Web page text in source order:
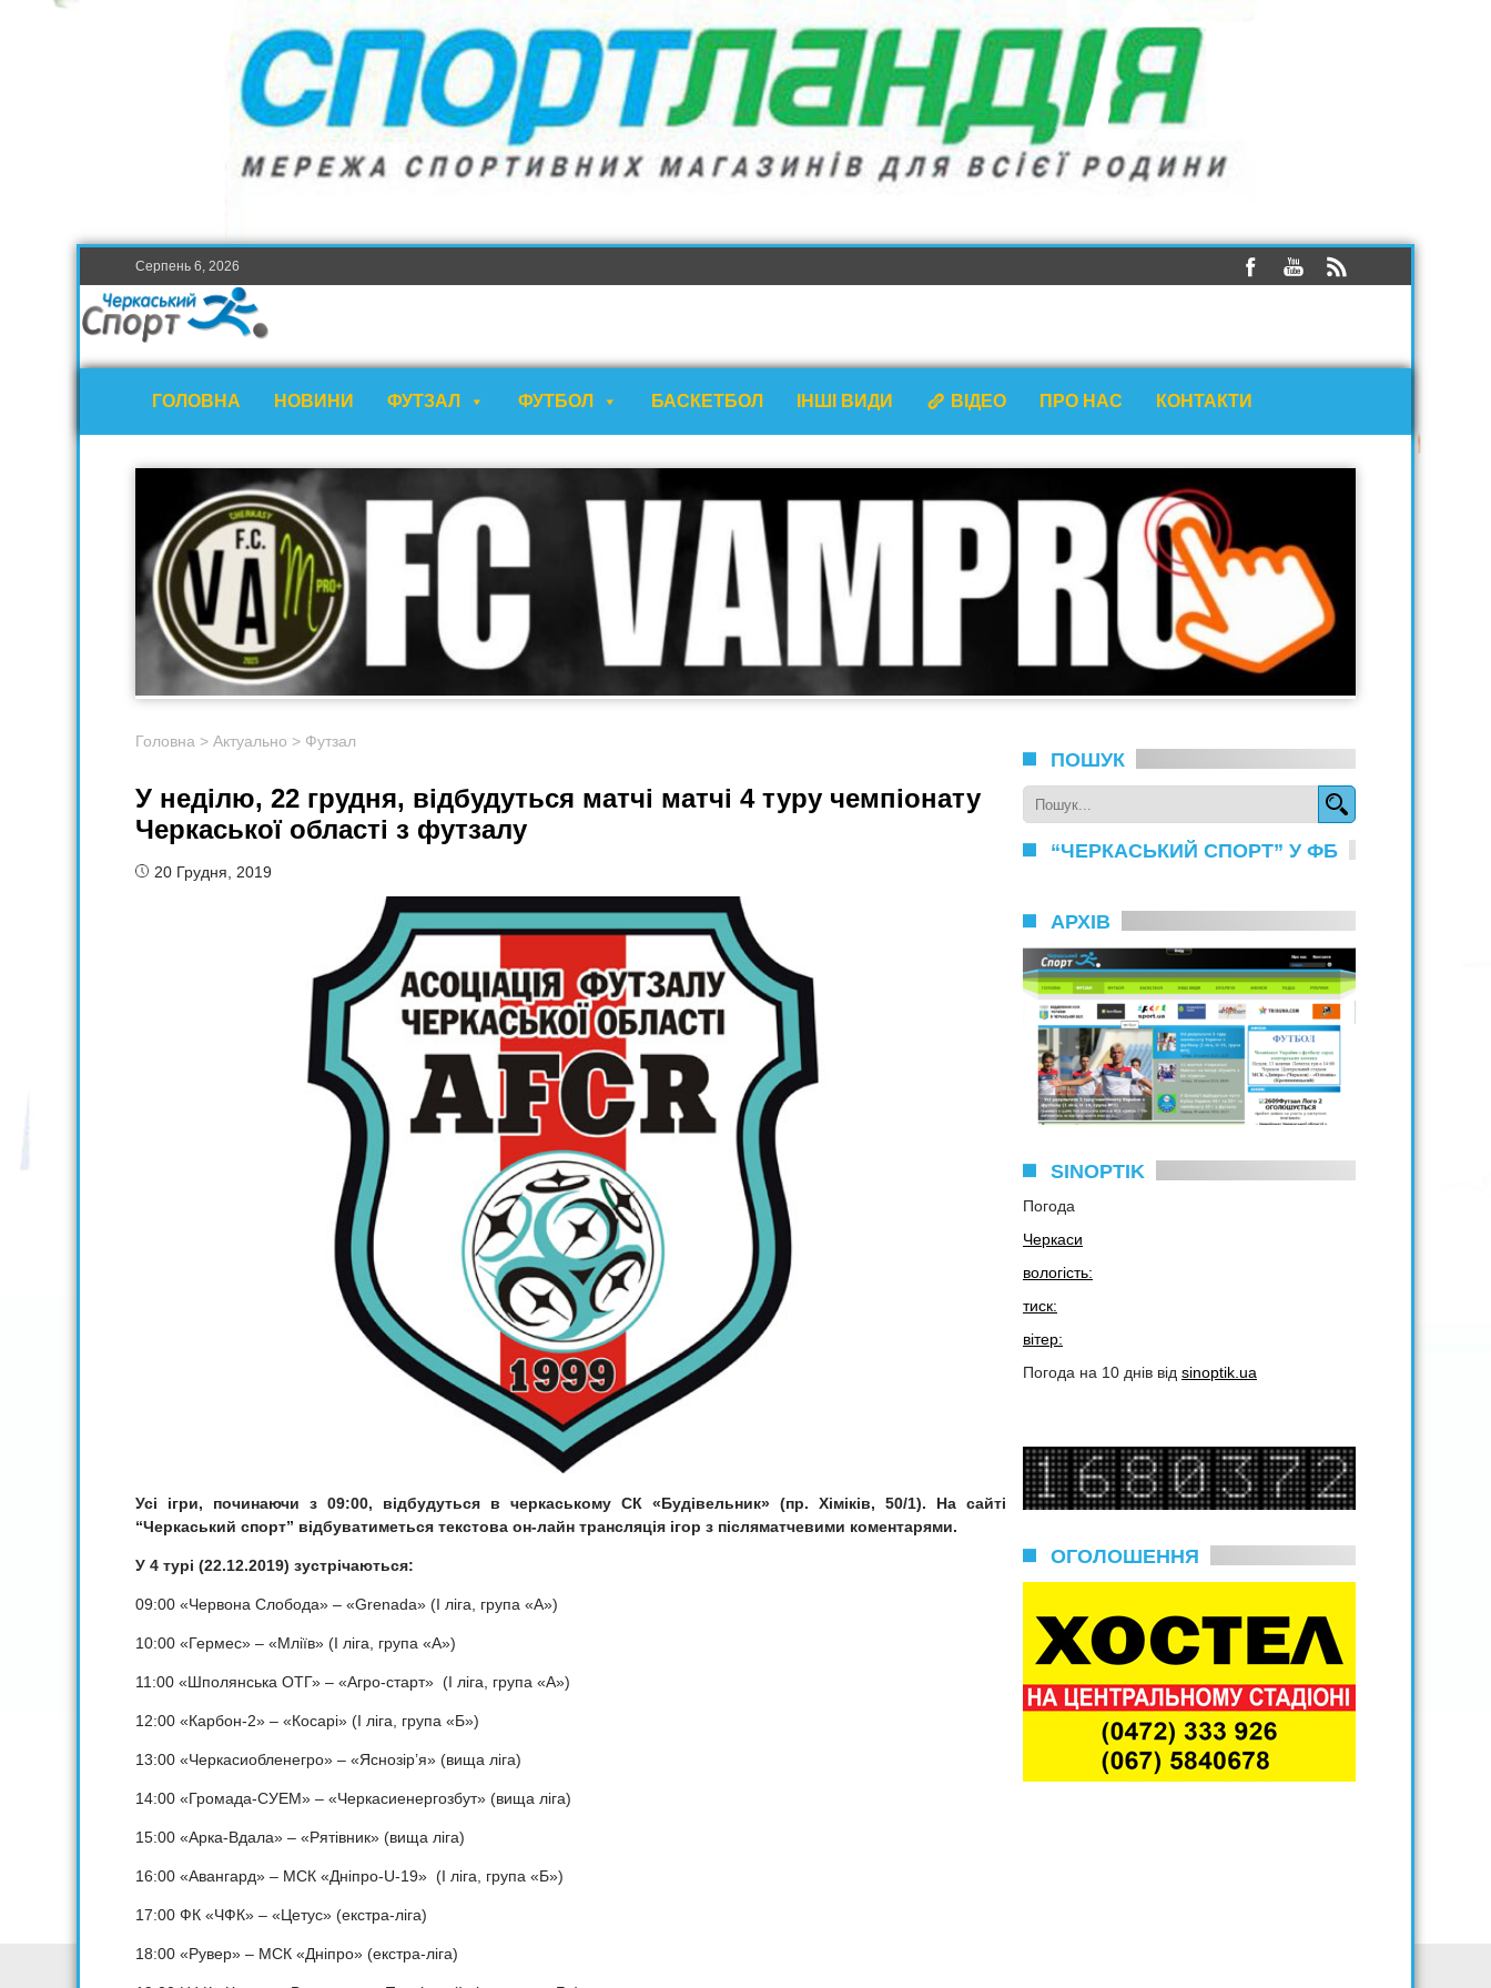
Серпень 6, 2026
ГОЛОВНА НОВИНИ ФУТЗАЛ ФУТБОЛ БАСКЕТБОЛ ІНШІ ВИДИ ВІДЕО ПРО НАС КОНТАКТИ
Головна > Актуально > Футзал
У неділю, 22 грудня, відбудуться матчі матчі 4 туру чемпіонату
Черкаської області з футзалу
20 Грудня, 2019
Усі ігри, починаючи з 09:00, відбудуться в черкаському СК «Будівельник» (пр. Хіміків, 50/1). На сайті
“Черкаський спорт” відбуватиметься текстова он-лайн трансляція ігор з післяматчевими коментарями.
У 4 турі (22.12.2019) зустрічаються:
09:00 «Червона Слобода» – «Grenada» (I ліга, група «А»)
10:00 «Гермес» – «Мліїв» (I ліга, група «А»)
11:00 «Шполянська ОТГ» – «Агро-старт» (I ліга, група «А»)
12:00 «Карбон-2» – «Косарі» (I ліга, група «Б»)
13:00 «Черкасиобленегро» – «Яснозір’я» (вища ліга)
14:00 «Громада-СУЕМ» – «Черкасиенергозбут» (вища ліга)
15:00 «Арка-Вдала» – «Рятівник» (вища ліга)
16:00 «Авангард» – МСК «Дніпро-U-19» (I ліга, група «Б»)
17:00 ФК «ЧФК» – «Цетус» (екстра-ліга)
18:00 «Рувер» – МСК «Дніпро» (екстра-ліга)
ПОШУК
“ЧЕРКАСЬКИЙ СПОРТ” У ФБ
АРХІВ
SINOPTIK
Погода
Черкаси
вологість:
тиск:
вітер:
Погода на 10 днів від sinoptik.ua
ОГОЛОШЕННЯ